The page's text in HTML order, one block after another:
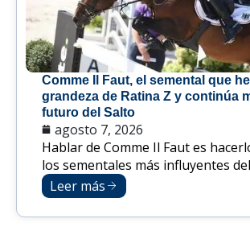
Comme Il Faut, el semental que
grandeza de Ratina Z y continúa
futuro del Salto
agosto 7, 2026
Hablar de Comme Il Faut es
los sementales más influyentes del
Leer más